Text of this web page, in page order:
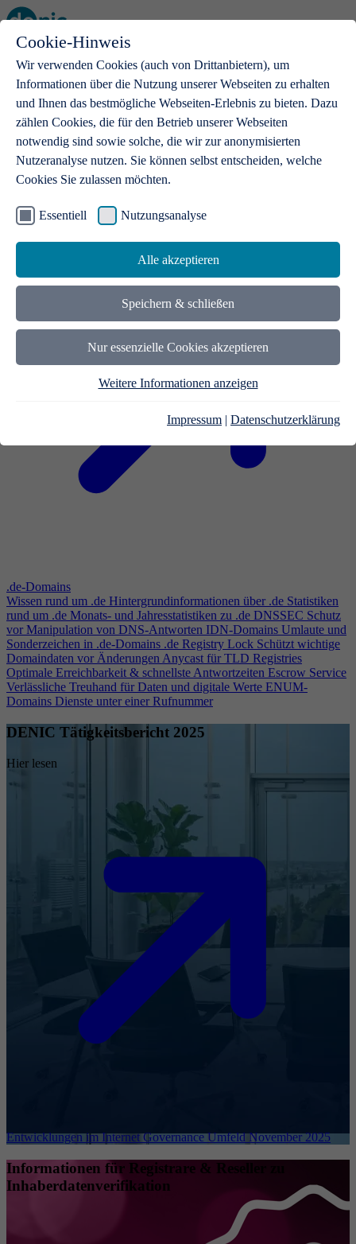
Cookie-Hinweis
Wir verwenden Cookies (auch von Drittanbietern), um
Informationen über die Nutzung unserer Webseiten zu erhalten
und Ihnen das bestmögliche Webseiten-Erlebnis zu bieten. Dazu
zählen Cookies, die für den Betrieb unserer Webseiten
notwendig sind sowie solche, die wir zur anonymisierten
Nutzeranalyse nutzen. Sie können selbst entscheiden, welche
Cookies Sie zulassen möchten.
Essentiell Nutzungsanalyse
Alle akzeptieren
Speichern & schließen
Nur essenzielle Cookies akzeptieren
Weitere Informationen anzeigen
Impressum | Datenschutzerklärung
Open main menu
.de-Domains
Mit einer .de-Domain erhalten Ideen eine Bühne
.de-Domains
Wissen rund um .de Hintergrundinformationen über .de Statistiken
rund um .de Monats- und Jahresstatistiken zu .de DNSSEC Schutz
vor Manipulation von DNS-Antworten IDN-Domains Umlaute und
Sonderzeichen in .de-Domains .de Registry Lock Schützt wichtige
Domaindaten vor ÄnderungenAnycast für TLD Registries
Optimale Erreichbarkeit & schnellste Antwortzeiten Escrow Service
Verlässliche Treuhand für Daten und digitale Werte ENUM-
Domains Dienste unter einer Rufnummer
DENIC Tätigkeitsbericht 2025
Hier lesen
Entwicklungen im Internet Governance Umfeld November 2025
Informationen für Registrare & Reseller zu
Inhaberdatenverifikation